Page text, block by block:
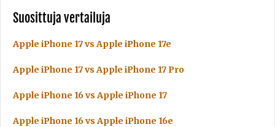
Suosittuja vertailuja
Apple iPhone 17 vs Apple iPhone 17e
Apple iPhone 17 vs Apple iPhone 17 Pro
Apple iPhone 16 vs Apple iPhone 17
Apple iPhone 16 vs Apple iPhone 16e